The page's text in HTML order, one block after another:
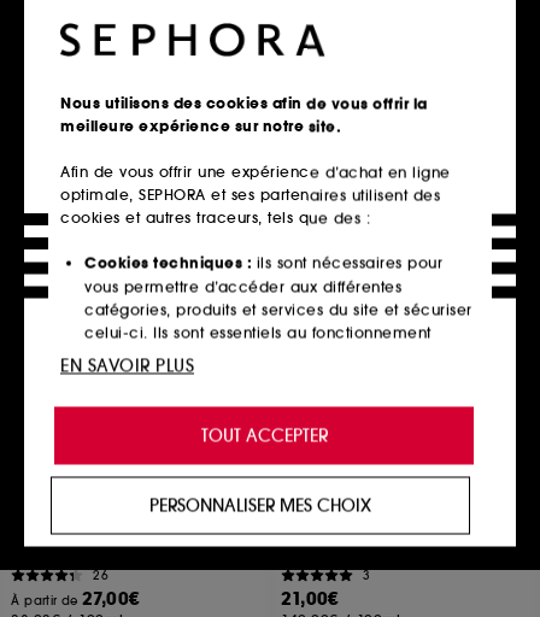
TATCHA
The Kissu Lip Mask
1631
32,00€
Ajouter au panier
ANUA
Vita 10 Porestrix Brightening
9
32,00€
Ajouter au panier
Play Everyday SPF 50
Lotion Solaire
26
À partir de27,00€
NUXE
Eye Flash
Soin Yeux Hydratant Défatigant, Certifié Bio
3
21,00€
Nous utilisons des cookies afin de vous offrir la
meilleure expérience sur notre site.
Afin de vous offrir une expérience d’achat en ligne
optimale, SEPHORA et ses partenaires utilisent des
cookies et autres traceurs, tels que des :
Cookies techniques : ils sont nécessaires pour
vous permettre d’accéder aux différentes
catégories, produits et services du site et sécuriser
celui-ci. Ils sont essentiels au fonctionnement
technique du site et ne peuvent être désactivés.
de vous offrir une expérience enrichie et
personnalisée en vous recommandant des
produits, des services et des contenus qui
proposer des offres promotionnelles adaptées à
votre profil.
Cookies réseaux sociaux et publicité :
utilisés pour vous présenter du contenu susceptible
TOUT ACCEPTER
PERSONNALISER MES CHOIX
EN SAVOIR PLUS